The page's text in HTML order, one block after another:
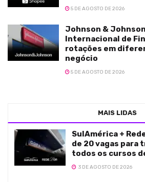
5 DE AGOSTO DE 2026
Johnson &
Internacional de
rotações em
negócio
5 DE AGOSTO DE 2026
MAIS LIDAS
SulAmérica +
de 20 vagas para
todos os cursos
3 DE AGOSTO DE 2026